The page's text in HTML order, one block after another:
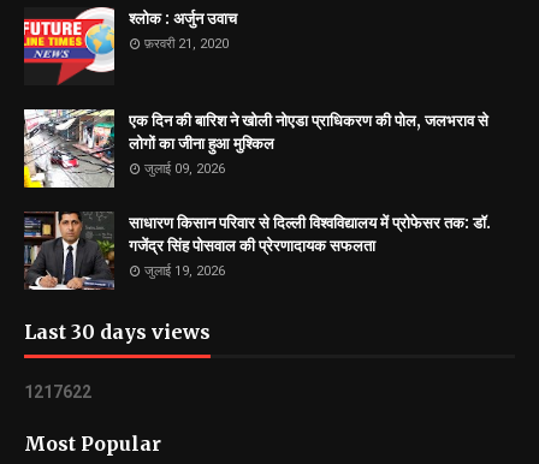
श्लोक : अर्जुन उवाच
फ़रवरी 21, 2020
एक दिन की बारिश ने खोली नोएडा प्राधिकरण की पोल, जलभराव से
लोगों का जीना हुआ मुश्किल
जुलाई 09, 2026
साधारण किसान परिवार से दिल्ली विश्वविद्यालय में प्रोफेसर तक: डॉ.
गजेंद्र सिंह पोसवाल की प्रेरणादायक सफलता
जुलाई 19, 2026
Last 30 days views
1 21 7622
Most Popular